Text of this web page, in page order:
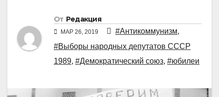
От Редакция
МАР 26, 2019 #Антикоммунизм,
#Выборы народных депутатов СССР
1989, #Демократический союз, #юбилеи